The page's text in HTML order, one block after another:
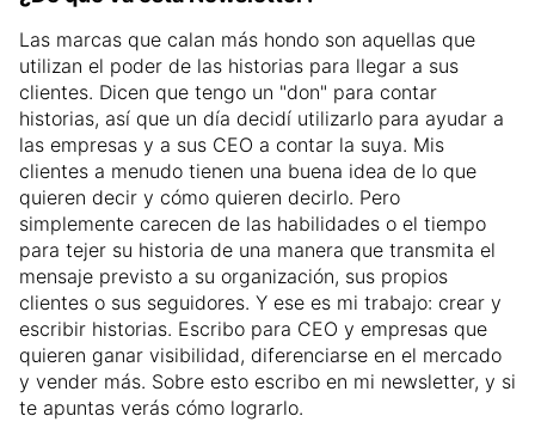
Las marcas que calan más hondo son aquellas que
utilizan el poder de las historias para llegar a sus
clientes. Dicen que tengo un "don" para contar
historias, así que un día decidí utilizarlo para ayudar a
las empresas y a sus CEO a contar la suya. Mis
clientes a menudo tienen una buena idea de lo que
quieren decir y cómo quieren decirlo. Pero
simplemente carecen de las habilidades o el tiempo
para tejer su historia de una manera que transmita el
mensaje previsto a su organización, sus propios
clientes o sus seguidores. Y ese es mi trabajo: crear y
escribir historias. Escribo para CEO y empresas que
quieren ganar visibilidad, diferenciarse en el mercado
y vender más. Sobre esto escribo en mi newsletter, y si
te apuntas verás cómo lograrlo.